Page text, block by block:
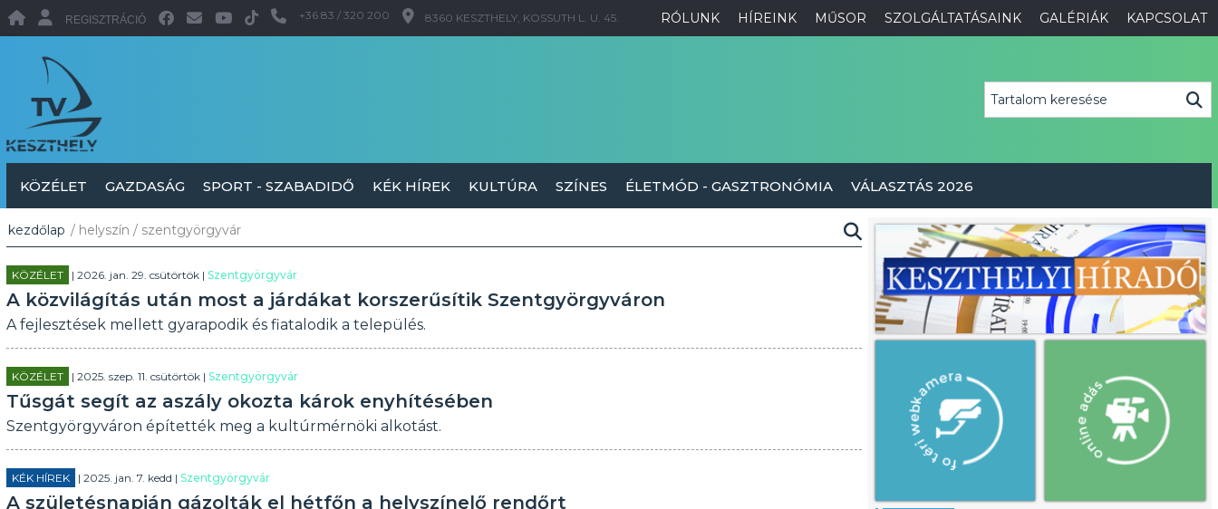
RÓLUNK HÍREINK MŰSOR SZOLGÁLTATÁSAINK GALÉRIÁK KAPCSOLAT
REGISZTRÁCIÓ +36 83 / 320 200 8360 KESZTHELY, KOSSUTH L. U. 45.
KÖZÉLET GAZDASÁG SPORT - SZABADIDŐ KÉK HÍREK KULTÚRA SZÍNES ÉLETMÓD - GASZTRONÓMIA VÁLASZTÁS 2026
kezdőlap / helyszín / szentgyörgyvár
KÖZÉLET | 2026. jan. 29. csütörtök | Szentgyörgyvár
A közvilágítás után most a járdákat korszerűsítik Szentgyörgyváron
A fejlesztések mellett gyarapodik és fiatalodik a település.
KÖZÉLET | 2025. szep. 11. csütörtök | Szentgyörgyvár
Tűsgát segít az aszály okozta károk enyhítésében
Szentgyörgyváron építették meg a kultúrmérnöki alkotást.
KÉK HÍREK | 2025. jan. 7. kedd | Szentgyörgyvár
A születésnapján gázolták el hétfőn a helyszínelő rendőrt